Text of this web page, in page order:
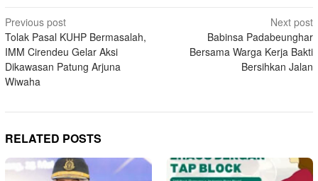
Post
navigation
Previous post
Tolak Pasal KUHP Bermasalah,
IMM Cirendeu Gelar Aksi
Dikawasan Patung Arjuna
Wiwaha
Next post
Babinsa Padabeunghar
Bersama Warga Kerja Bakti
Bersihkan Jalan
RELATED POSTS